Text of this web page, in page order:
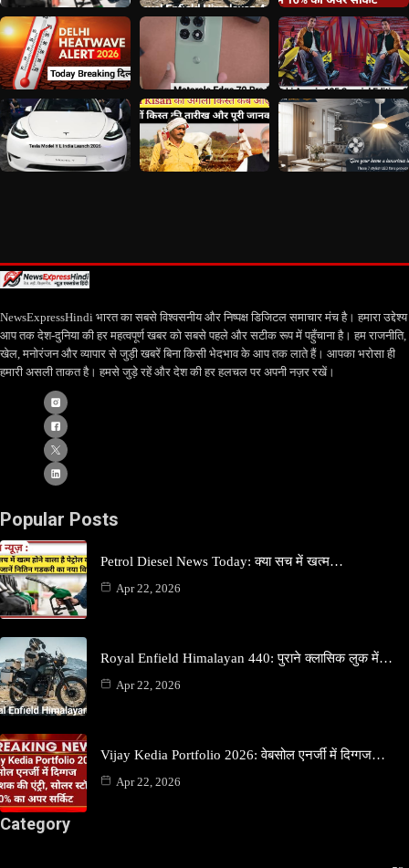
NewsExpressHindi भारत का सबसे विश्वसनीय और निष्पक्ष डिजिटल समाचार मंच है। हमारा उद्देश्य
आप तक देश-दुनिया की हर महत्वपूर्ण खबर को सबसे पहले और सटीक रूप में पहुँचाना है। हम राजनीति,
खेल, मनोरंजन और व्यापार से जुड़ी खबरें बिना किसी भेदभाव के आप तक लाते हैं। आपका भरोसा ही
हमारी असली ताकत है। हमसे जुड़े रहें और देश की हर हलचल पर अपनी नज़र रखें।
Popular Posts
Petrol Diesel News Today: क्या सच में खत्म…
Apr 22, 2026
Royal Enfield Himalayan 440: पुराने क्लासिक लुक में…
Apr 22, 2026
Vijay Kedia Portfolio 2026: वेबसोल एनर्जी में दिग्गज…
Apr 22, 2026
Category